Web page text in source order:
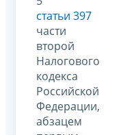
статьи 397
части
второй
Налогового
кодекса
Российской
Федерации,
абзацем